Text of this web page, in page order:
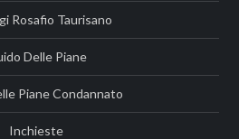
Rosafio Taurisano
Delle Piane
Piane Condannato
Inchieste